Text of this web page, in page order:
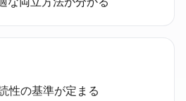
性の基準が定まる